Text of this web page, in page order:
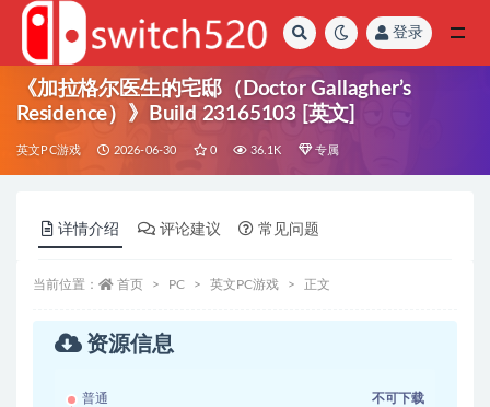
登录
《加拉格尔医生的宅邸（Doctor Gallagher’s
Residence）》Build 23165103 [英文]
英文PC游戏 2026-06-30 0 36.1K 专属
详情介绍 评论建议 常见问题
当前位置： 首页 PC 英文PC游戏 正文
资源信息
普通 不可下载